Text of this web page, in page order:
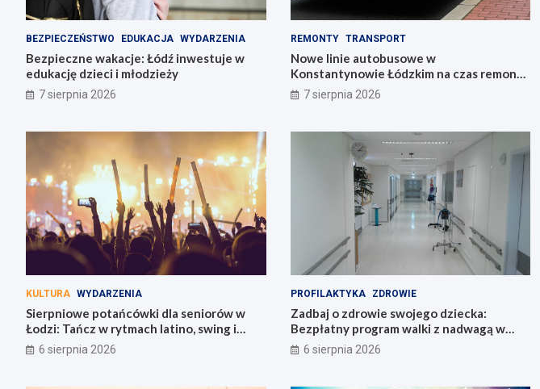
BEZPIECZEŃSTWO EDUKACJA WYDARZENIA
Bezpieczne wakacje: Łódź inwestuje w
edukację dzieci i młodzieży
7 sierpnia 2026
REMONTY TRANSPORT
Nowe linie autobusowe w
Konstantynowie Łódzkim na czas remontu
pl. Wolności
7 sierpnia 2026
KULTURA WYDARZENIA
Sierpniowe potańcówki dla seniorów w
Łodzi: Tańcz w rytmach latino, swing i
bachaty!
6 sierpnia 2026
PROFILAKTYKA ZDROWIE
Zadbaj o zdrowie swojego dziecka:
Bezpłatny program walki z nadwagą w
Łódzkiem!
6 sierpnia 2026